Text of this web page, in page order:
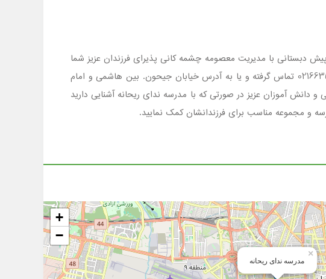
دخترانه واقع در استان تهران ، شهر تهران منطقه 10 است که در مقطع پیش دبستانی با مدیریت معصومه چشمه کانی پذیرای فرزندان عزیز شما
اولیاء گرامی می باشد . جهت کسب اطلاع ازشرایط ثبت نام وامکانات مدرسه ندای ریحانه با شماره تلفن 02166357052 تماس گرفته و یا به آدرس خیابان جیحون. بین هاشمی و امام
دانش آموزان عزیز در صورتی که با مدرسه ندای ریحانه آشنایی دارید
و مجموعه مناسب برای فرزندانشان کمک نمایید.
مدرسه ندای ریحانه
×
+
−